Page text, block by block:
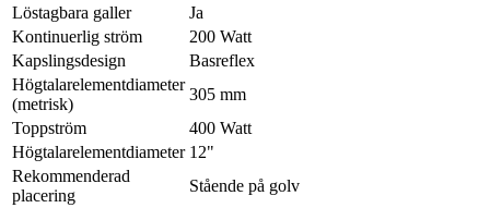
Löstagbara galler
Ja
Kontinuerlig ström
200 Watt
Kapslingsdesign
Basreflex
Högtalarelementdiameter
(metrisk)
305 mm
Toppström
400 Watt
Högtalarelementdiameter 12"
Rekommenderad
placering
Stående på golv